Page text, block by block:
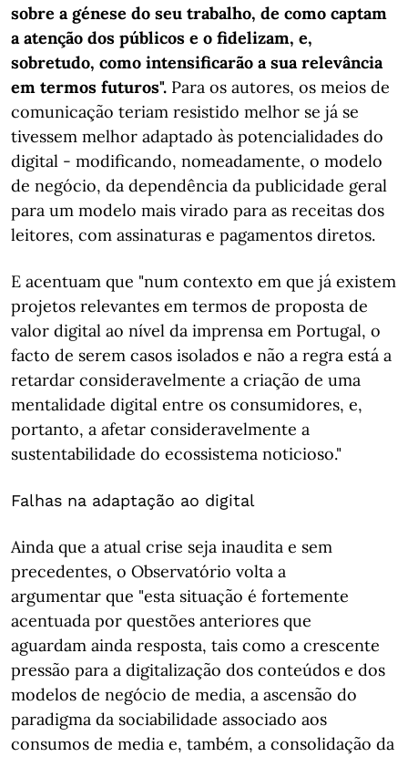
sobre a génese do seu trabalho, de como captam
a atenção dos públicos e o fidelizam, e,
sobretudo, como intensificarão a sua relevância
em termos futuros". Para os autores, os meios de
comunicação teriam resistido melhor se já se
tivessem melhor adaptado às potencialidades do
digital - modificando, nomeadamente, o modelo
de negócio, da dependência da publicidade geral
para um modelo mais virado para as receitas dos
leitores, com assinaturas e pagamentos diretos.
E acentuam que "num contexto em que já existem
projetos relevantes em termos de proposta de
valor digital ao nível da imprensa em Portugal, o
facto de serem casos isolados e não a regra está a
retardar consideravelmente a criação de uma
mentalidade digital entre os consumidores, e,
portanto, a afetar consideravelmente a
sustentabilidade do ecossistema noticioso."
Falhas na adaptação ao digital
Ainda que a atual crise seja inaudita e sem
precedentes, o Observatório volta a
argumentar que "esta situação é fortemente
acentuada por questões anteriores que
aguardam ainda resposta, tais como a crescente
pressão para a digitalização dos conteúdos e dos
modelos de negócio de media, a ascensão do
paradigma da sociabilidade associado aos
consumos de media e, também, a consolidação da